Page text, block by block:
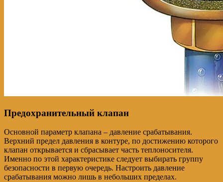
Предохранительный клапан
Основной параметр клапана – давление срабатывания.
Верхний предел давления в контуре, по достижению которого
клапан открывается и сбрасывает часть теплоносителя.
Именно по этой характеристике следует выбирать группу
безопасности в первую очередь. Настроить давление
срабатывания можно лишь в небольших пределах.